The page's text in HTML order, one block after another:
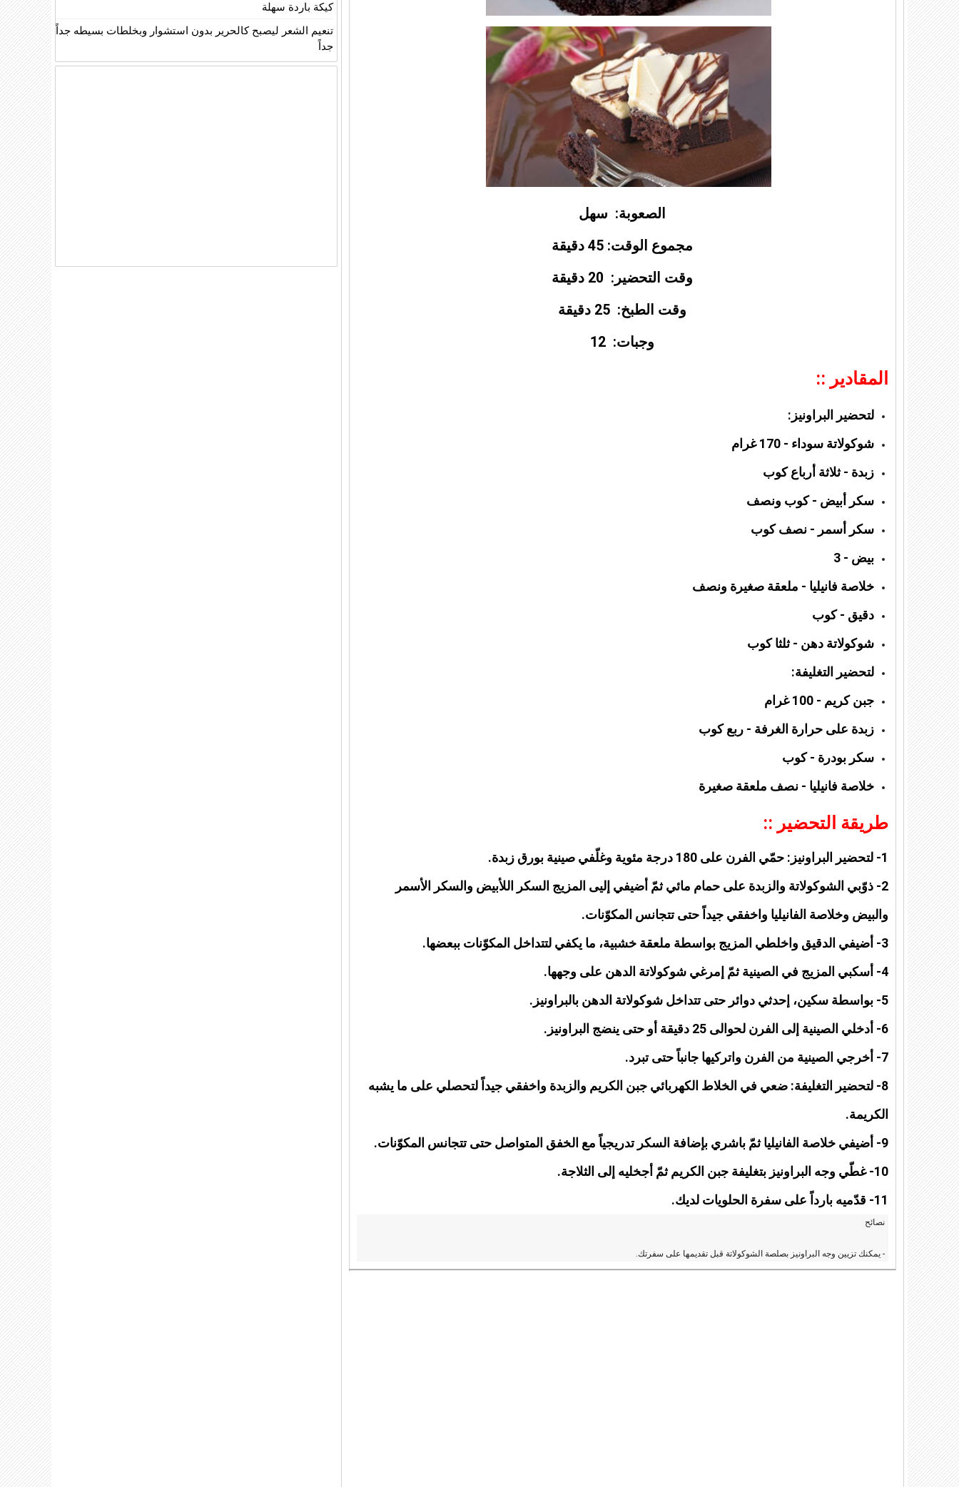
الصعوبة: سهل
مجموع الوقت: 45 دقيقة
وقت التحضير: 20 دقيقة
وقت الطبخ: 25 دقيقة
وجبات: 12
المقادير ::
لتحضير البراونيز:
شوكولاتة سوداء - 170 غرام
زبدة - ثلاثة أرباع كوب
سكر أبيض - كوب ونصف
سكر أسمر - نصف كوب
بيض - 3
خلاصة فانيليا - ملعقة صغيرة ونصف
دقيق - كوب
شوكولاتة دهن - ثلثا كوب
لتحضير التغليفة:
جبن كريم - 100 غرام
زبدة على حرارة الغرفة - ربع كوب
سكر بودرة - كوب
خلاصة فانيليا - نصف ملعقة صغيرة
طريقة التحضير ::
1- لتحضير البراونيز: حمّي الفرن على 180 درجة مئوية وغلّفي صينية بورق زبدة.
2- ذوّبي الشوكولاتة والزبدة على حمام مائي ثمّ أضيفي إليى المزيج السكر اللأبيض والسكر الأسمر
والبيض وخلاصة الفانيليا واخفقي جيداً حتى تتجانس المكوّنات.
3- أضيفي الدقيق واخلطي المزيج بواسطة ملعقة خشبية، ما يكفي لتتداخل المكوّنات ببعضها.
4- أسكبي المزيج في الصينية ثمّ إمرغي شوكولاتة الدهن على وجهها.
5- بواسطة سكين، إحدثي دوائر حتى تتداخل شوكولاتة الدهن بالبراونيز.
6- أدخلي الصينية إلى الفرن لحوالى 25 دقيقة أو حتى ينضج البراونيز.
7- أخرجي الصينية من الفرن واتركيها جانباً حتى تبرد.
8- لتحضير التغليفة: ضعي في الخلاط الكهربائي جبن الكريم والزبدة واخفقي جيداً لتحصلي على ما يشبه
الكريمة.
9- أضيفي خلاصة الفانيليا ثمّ باشري بإضافة السكر تدريجياً مع الخفق المتواصل حتى تتجانس المكوّنات.
10- غطّي وجه البراونيز بتغليفة جبن الكريم ثمّ أجخليه إلى الثلاجة.
11- قدّميه بارداً على سفرة الحلويات لديك.
نصائح
- يمكنك تزيين وجه البراونيز بصلصة الشوكولاتة قبل تقديمها على سفرتك.
كيكة باردة سهلة
تنعيم الشعر ليصبح كالحرير بدون استشوار وبخلطات بسيطه جداً
جداً